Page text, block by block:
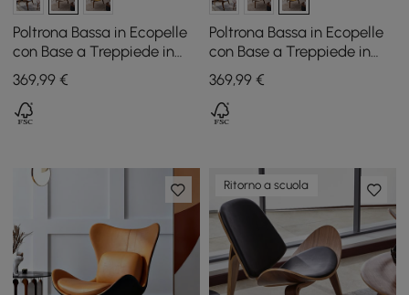
Poltrona Bassa in Ecopelle
con Base a Treppiede in
Legno
369,99 €
Poltrona Bassa in Ecopelle
con Base a Treppiede in
Legno
369,99€
Ritorno a scuola